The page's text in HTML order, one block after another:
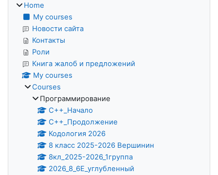
Home
My courses
Новости сайта
Контакты
Роли
Книга жалоб и предложений
My courses
Courses
Программирование
С++_Начало
C++_Продолжение
Кодология 2026
8 класс 2025-2026 Вершинин
8кл_2025-2026_1группа
2026_8_6Е_углубленный